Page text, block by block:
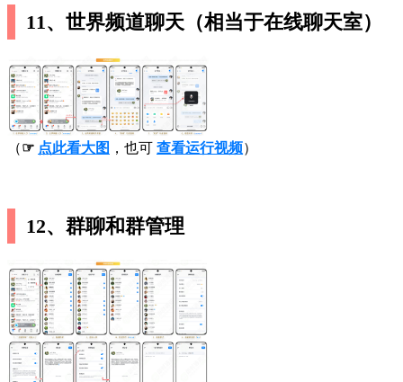
11、世界频道聊天（相当于在线聊天室）
（☞ 点此看大图 ，也可 查看运行视频）
12、群聊和群管理